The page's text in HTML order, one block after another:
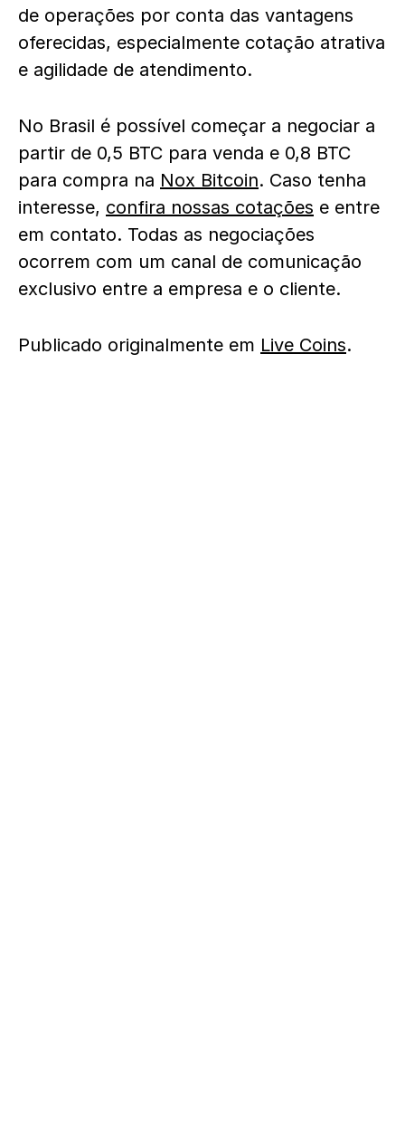
de operações por conta das vantagens
oferecidas, especialmente cotação atrativa
e agilidade de atendimento.
No Brasil é possível começar a negociar a
partir de 0,5 BTC para venda e 0,8 BTC
para compra na Nox Bitcoin. Caso tenha
interesse, confira nossas cotações e entre
em contato. Todas as negociações
ocorrem com um canal de comunicação
exclusivo entre a empresa e o cliente.
Publicado originalmente em Live Coins.